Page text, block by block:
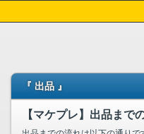
『 出品 』
【マケプレ】出品まで